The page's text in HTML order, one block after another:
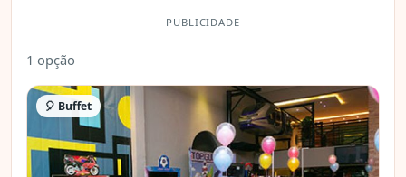
PUBLICIDADE
1 opção
🎈 Buffet